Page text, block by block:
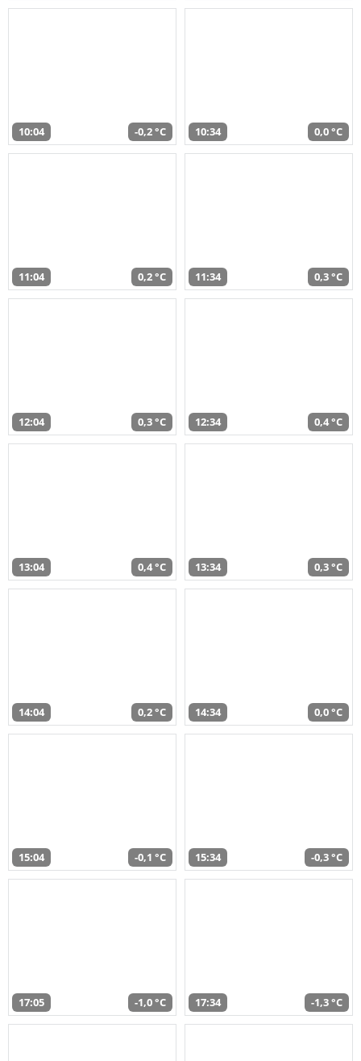
10:04 -0,2 °C 10:34 0,0 °C
11:04 0,2 °C 11:34 0,3 °C
12:04 0,3 °C 12:34 0,4 °C
13:04 0,4 °C 13:34 0,3 °C
14:04 0,2 °C 14:34 0,0 °C
15:04 -0,1 °C 15:34 -0,3 °C
17:05 -1,0 °C 17:34 -1,3 °C